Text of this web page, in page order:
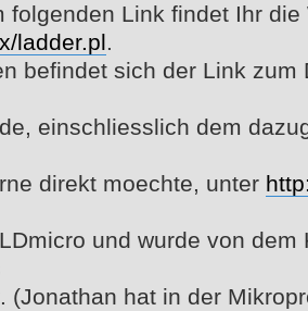
folgenden Link findet Ihr die
ladder.pl.
befindet sich der Link zum
einschliesslich dem
direkt moechte, unter
und wurde von dem
(Jonathan hat in der